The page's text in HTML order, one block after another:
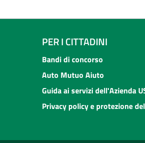
PER I CITTADINI
Bandi di concorso
Auto Mutuo Aiuto
Guida ai servizi dell'Azienda
Privacy policy e protezione